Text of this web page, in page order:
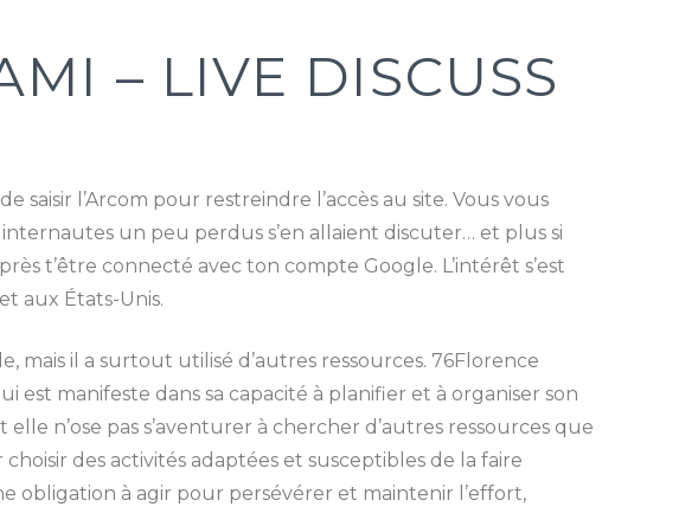
– LIVE DISCUSS
saisir l’Arcom pour restreindre l’accès au site. Vous vous
un peu perdus s’en allaient discuter… et plus si
t’être connecté avec ton compte Google. L’intérêt s’est
aux États-Unis.
mais il a surtout utilisé d’autres ressources. 76Florence
manifeste dans sa capacité à planifier et à organiser son
n’ose pas s’aventurer à chercher d’autres ressources que
des activités adaptées et susceptibles de la faire
obligation à agir pour persévérer et maintenir l’effort,